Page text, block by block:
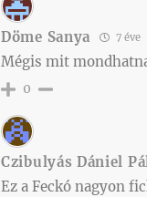
Döme Sanya 7 éve
Mégis mit
0
Czibulyás Dániel
Ez a Feckó nagyon